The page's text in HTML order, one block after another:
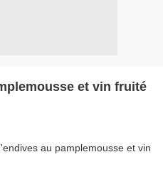
et vin fruité